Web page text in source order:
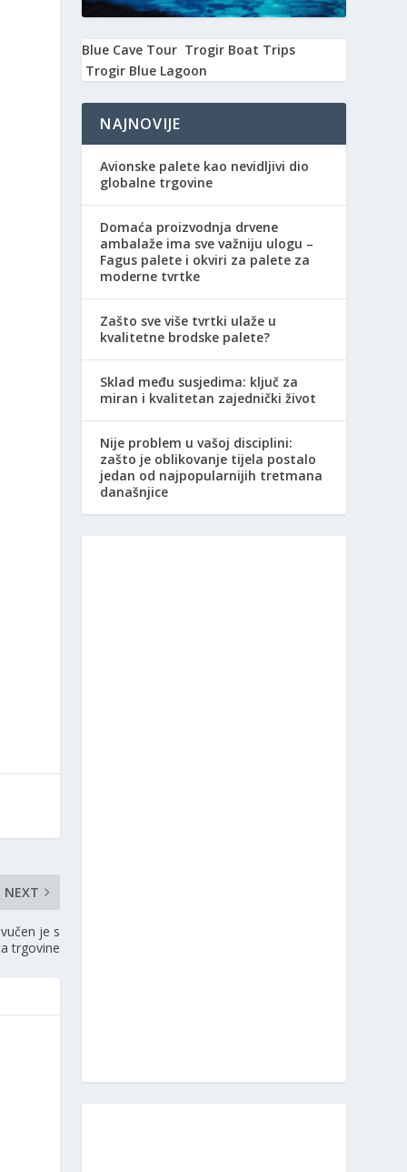
NEXT
je s
trgovine
Blue Cave Tour Trogir Boat Trips
Trogir Blue Lagoon
NAJNOVIJE
Avionske palete kao nevidljivi dio
globalne trgovine
Domaća proizvodnja drvene
ambalaže ima sve važniju ulogu –
Fagus palete i okviri za palete za
moderne tvrtke
Zašto sve više tvrtki ulaže u
kvalitetne brodske palete?
Sklad među susjedima: ključ za
miran i kvalitetan zajednički život
Nije problem u vašoj disciplini:
zašto je oblikovanje tijela postalo
jedan od najpopularnijih tretmana
današnjice